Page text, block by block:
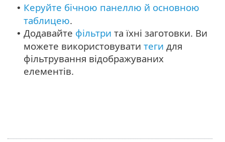
• Керуйте бічною панеллю й основною
таблицею.
• Додавайте фільтри та їхні заготовки. Ви
можете використовувати теги для
фільтрування відображуваних
елементів.